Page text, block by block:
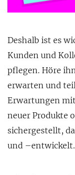
Deshalb ist es
Kunden und
pflegen. Höre
erwarten und
Erwartungen
neuer Produkte
sichergestellt,
und –entwickelt.